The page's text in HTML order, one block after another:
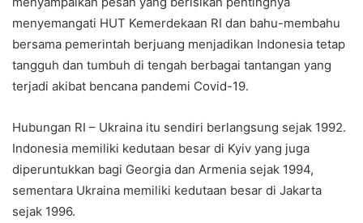
menyemangati HUT Kemerdekaan RI dan bahu-membahu
bersama pemerintah berjuang menjadikan Indonesia tetap
tangguh dan tumbuh di tengah berbagai tantangan yang
terjadi akibat bencana pandemi Covid-19.
Hubungan RI – Ukraina itu sendiri berlangsung sejak 1992.
Indonesia memiliki kedutaan besar di Kyiv yang juga
diperuntukkan bagi Georgia dan Armenia sejak 1994,
sementara Ukraina memiliki kedutaan besar di Jakarta
sejak 1996.